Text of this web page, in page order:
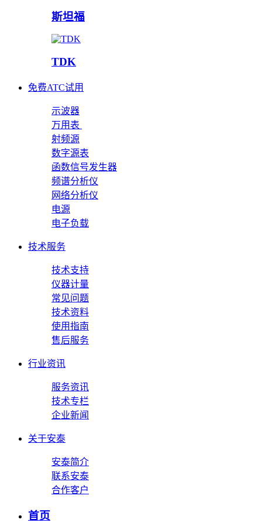
斯坦福
TDK
免费ATC试用
示波器
万用表
射频源
数字源表
函数信号发生器
频谱分析仪
网络分析仪
电源
电子负载
技术服务
技术支持
仪器计量
常见问题
技术资料
使用指南
售后服务
行业资讯
服务资讯
技术专栏
企业新闻
关于安泰
安泰简介
联系安泰
合作客户
首页